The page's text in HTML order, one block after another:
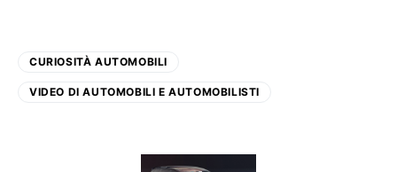
CURIOSITÀ AUTOMOBILI
VIDEO DI AUTOMOBILI E AUTOMOBILISTI